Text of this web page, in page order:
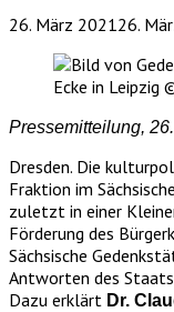
26. März 202126.
Pressemitteilung,
Dresden. Die
Fraktion im
zuletzt in einer
Förderung des
Sächsische
Antworten des
Dazu erklärt Dr.